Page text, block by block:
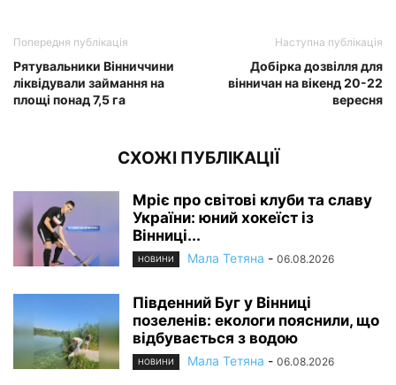
Попередня публікація
Рятувальники Вінниччини
ліквідували займання на
площі понад 7,5 га
Наступна публікація
Добірка дозвілля для
вінничан на вікенд 20-22
вересня
СХОЖІ ПУБЛІКАЦІЇ
Мріє про світові клуби та славу
України: юний хокеїст із
Вінниці...
НОВИНИ Мала Тетяна - 06.08.2026
Південний Буг у Вінниці
позеленів: екологи пояснили, що
відбувається з водою
НОВИНИ Мала Тетяна - 06.08.2026